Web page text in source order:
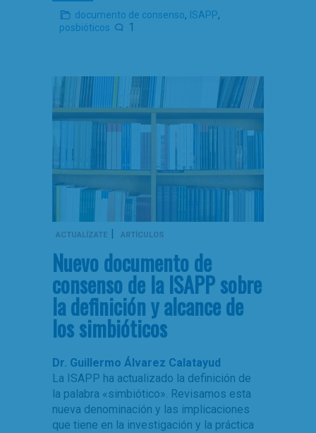
documento de consenso, ISAPP,
posbióticos 1
ACTUALÍZATE | ARTÍCULOS
Nuevo documento de
consenso de la ISAPP sobre
la definición y alcance de
los simbióticos
Dr. Guillermo Álvarez Calatayud
La ISAPP ha actualizado la definición de
la palabra «simbiótico». Revisamos esta
nueva denominación y las implicaciones
que tiene en la investigación y la práctica